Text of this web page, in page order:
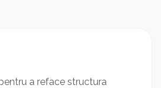
a reface structura